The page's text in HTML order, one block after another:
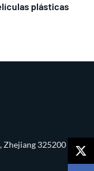
plásticas
Zhejiang 325200